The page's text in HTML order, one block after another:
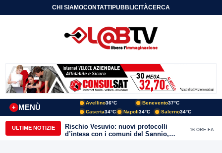
CHI SIAMOCONTATTIPUBBLICITÀCERCA
MENÙ
+
Avellino36°C Benevento37°C
Caserta34°C Napoli34°C Salerno34°C
ULTIME NOTIZIE
Rischio Vesuvio: nuovi protocolli
d’intesa con i comuni del Sannio,
firmato il protocollo con Arpaise
16 ORE FA